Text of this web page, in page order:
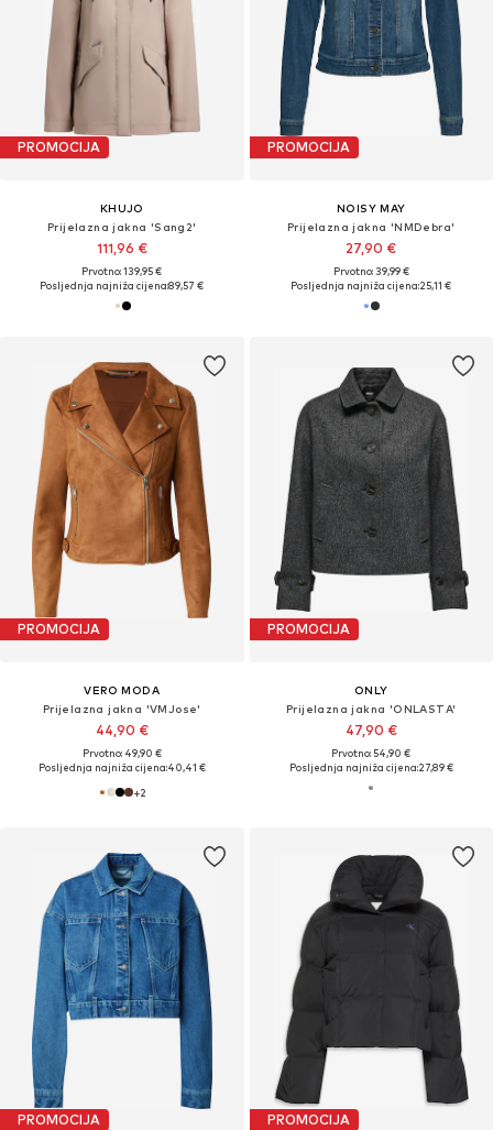
PROMOCIJA
KHUJO
Prijelazna jakna 'Sang2'
111,96 €
Prvotno: 139,95 €
Posljednja najniža cijena:89,57 €
PROMOCIJA
NOISY MAY
Prijelazna jakna 'NMDebra'
27,90 €
Prvotno: 39,99 €
Posljednja najniža cijena:25,11 €
PROMOCIJA
VERO MODA
Prijelazna jakna 'VMJose'
44,90 €
Prvotno: 49,90 €
Posljednja najniža cijena:40,41 €
+2
PROMOCIJA
ONLY
Prijelazna jakna 'ONLASTA'
47,90 €
Prvotno: 54,90 €
Posljednja najniža cijena:27,89 €
PROMOCIJA PROMOCIJA